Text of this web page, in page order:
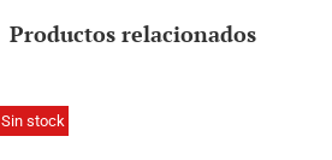
Productos relacionados
Sin stock